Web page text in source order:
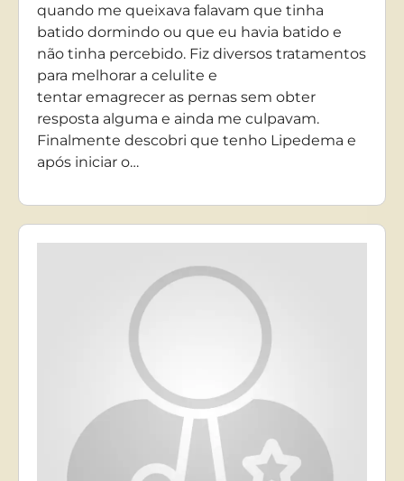
quando me queixava falavam que tinha
batido dormindo ou que eu havia batido e
não tinha percebido. Fiz diversos tratamentos
para melhorar a celulite e
tentar emagrecer as pernas sem obter
resposta alguma e ainda me culpavam.
Finalmente descobri que tenho Lipedema e
após iniciar o…